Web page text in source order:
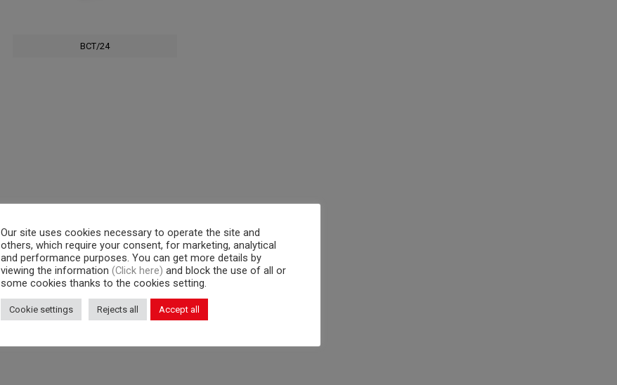
BCT/24
Our site uses cookies necessary to operate the site and
others, which require your consent, for marketing, analytical
and performance purposes. You can get more details by
viewing the information (Click here) and block the use of all or
some cookies thanks to the cookies setting.
Cookie settings Rejects all Accept all